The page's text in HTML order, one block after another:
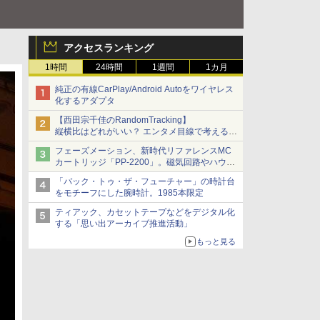
アクセスランキング
1時間 24時間 1週間 1カ月
純正の有線CarPlay/Android Autoをワイヤレス
化するアダプタ
【西田宗千佳のRandomTracking】
縦横比はどれがいい？ エンタメ目線で考える、
サムスン新「Galaxy Z Fold」
フェーズメーション、新時代リファレンスMC
カートリッジ「PP-2200」。磁気回路やハウジ
ングを根本から見直し
「バック・トゥ・ザ・フューチャー」の時計台
をモチーフにした腕時計。1985本限定
ティアック、カセットテープなどをデジタル化
する「思い出アーカイブ推進活動」
もっと見る